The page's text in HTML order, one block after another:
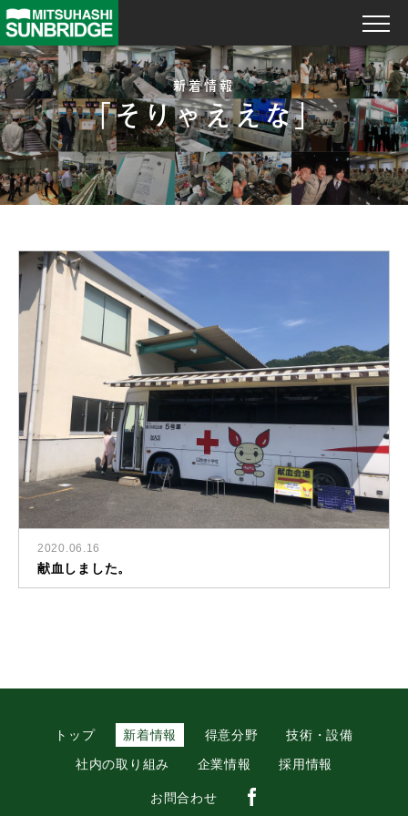
新着情報
「そりゃええな」
2020.06.16
献血しました。
トップ 新着情報 得意分野
技術・設備
社内の取り組み
企業情報 採用情報
お問合わせ